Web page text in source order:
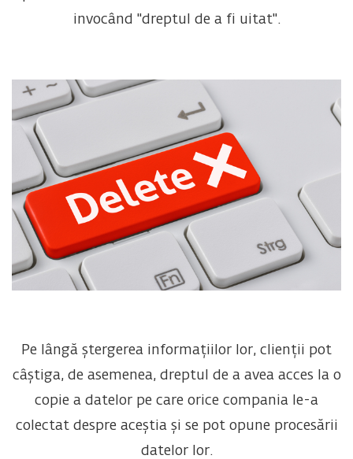
invocând "dreptul de a fi uitat".
Pe lângă ștergerea informațiilor lor, clienții pot
câștiga, de asemenea, dreptul de a avea acces la o
copie a datelor pe care orice compania le-a
colectat despre aceștia și se pot opune procesării
datelor lor.